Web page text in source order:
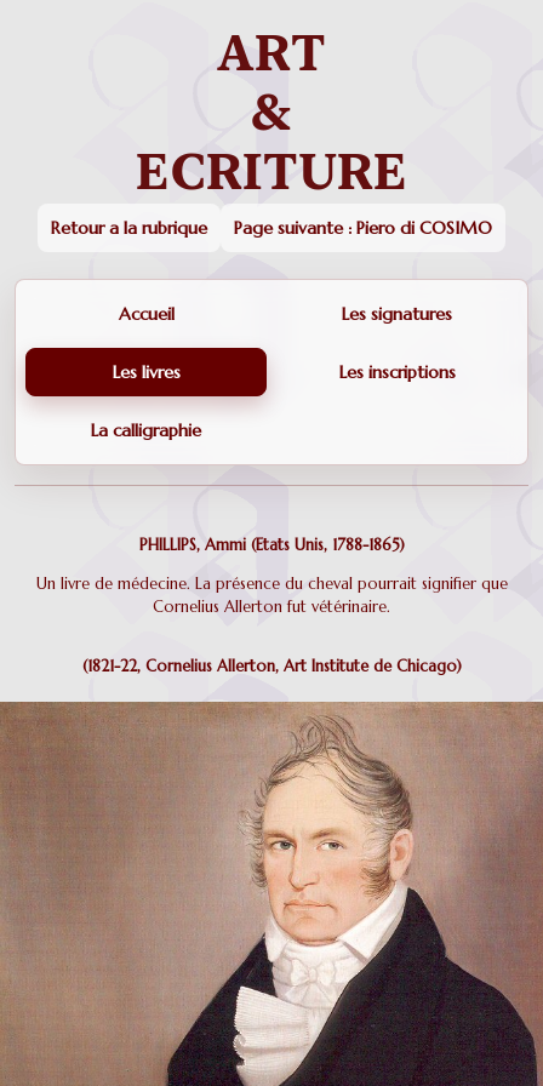
Retour a la rubrique Page suivante : Piero di COSIMO
Accueil Les signatures
Les livres Les inscriptions
La calligraphie
PHILLIPS, Ammi (Etats Unis, 1788-1865)
Un livre de médecine. La présence du cheval pourrait signifier que
Cornelius Allerton fut vétérinaire.
(1821-22, Cornelius Allerton, Art Institute de Chicago)